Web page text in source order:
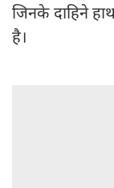
जिनके दाहिने
है।